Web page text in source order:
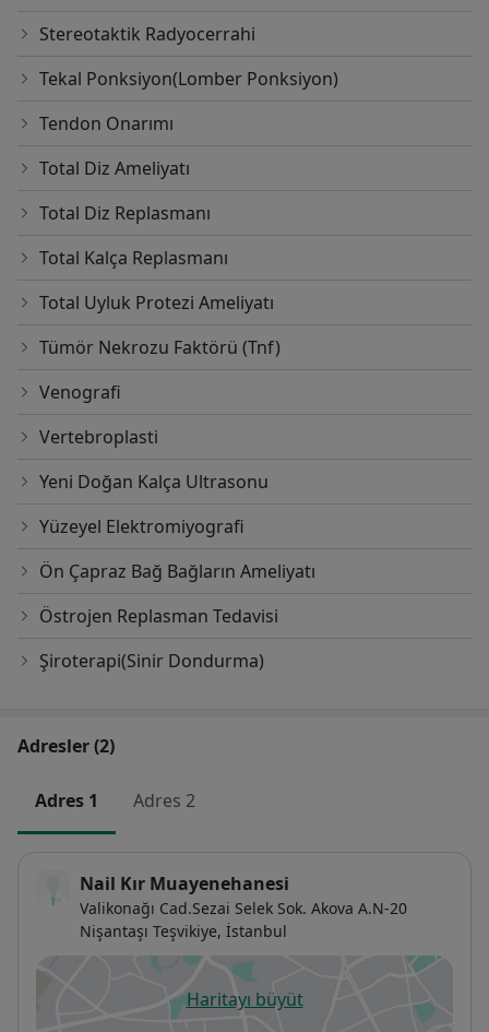
Stereotaktik Radyocerrahi
Tekal Ponksiyon(Lomber Ponksiyon)
Tendon Onarımı
Total Diz Ameliyatı
Total Diz Replasmanı
Total Kalça Replasmanı
Total Uyluk Protezi Ameliyatı
Tümör Nekrozu Faktörü (Tnf)
Venografi
Vertebroplasti
Yeni Doğan Kalça Ultrasonu
Yüzeyel Elektromiyografi
Ön Çapraz Bağ Bağların Ameliyatı
Östrojen Replasman Tedavisi
Şiroterapi(Sinir Dondurma)
Adresler (2)
Adres 1 Adres 2
Nail Kır Muayenehanesi
Valikonağı Cad.Sezai Selek Sok. Akova A.N-20
Nişantaşı Teşvikiye, İstanbul
Haritayı büyütyeni bir sekmede açılır